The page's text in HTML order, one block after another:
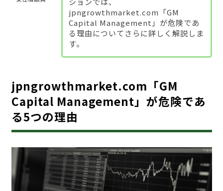
jpngrowthmarket.com「GM
Capital Management」が危険であ
る理由についてさらに詳しく解説しま
す。
jpngrowthmarket.com「GM
Capital Management」が危険であ
る5つの理由